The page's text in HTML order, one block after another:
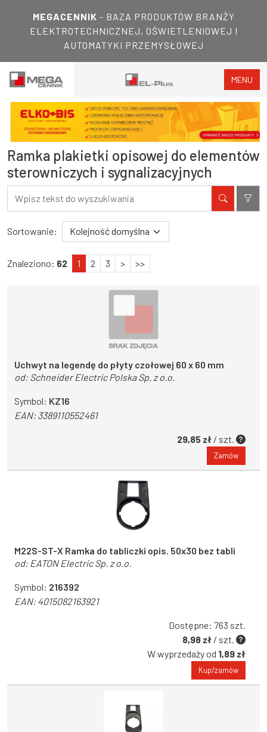
MEGACENNIK - BAZA PRODUKTÓW BRANŻY
ELEKTROTECHNICZNEJ, OŚWIETLENIOWEJ I
AUTOMATYKI PRZEMYSŁOWEJ
MENU
Ramka plakietki opisowej do elementów
sterowniczych i sygnalizacyjnych
Filtry
Wyniki wyszukiwania
Sortowanie:
Znaleziono: 62 1 2 3 > >>
Uchwyt na legendę do płyty czołowej 60 x 60 mm
od:Schneider Electric Polska Sp. z o.o.
Symbol: KZ16
EAN:3389110552461
29,85 zł / szt.
Zamów
M22S-ST-X Ramka do tabliczki opis. 50x30 bez tabli
od: EATON Electric Sp. z o.o.
Symbol: 216392
EAN:4015082163921
Dostępne: 763 szt.
8,98 zł / szt.
W wyprzedaży od 1,89 zł
Kup/zamów